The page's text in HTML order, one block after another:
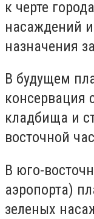
к черте
насаждений
назначения
В будущем
консервация
кладбища и
восточной
В юго-
аэропорта)
зеленых